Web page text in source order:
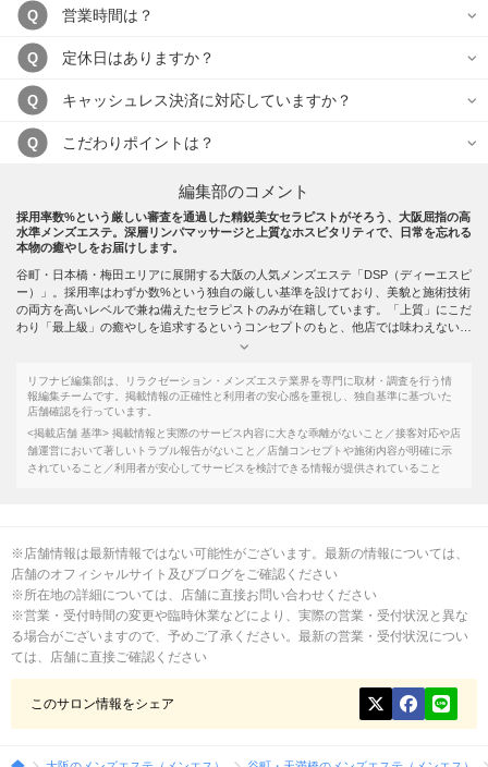
Q 営業時間は？
Q 定休日はありますか？
Q キャッシュレス決済に対応していますか？
Q こだわりポイントは？
編集部のコメント
採用率数%という厳しい審査を通過した精鋭美女セラピストがそろう、大阪屈指の高
水準メンズエステ。深層リンパマッサージと上質なホスピタリティで、日常を忘れる
本物の癒やしをお届けします。
谷町・日本橋・梅田エリアに展開する大阪の人気メンズエステ「DSP（ディーエスピ
ー）」。採用率はわずか数%という独自の厳しい基準を設けており、美貌と施術技術
の両方を高いレベルで兼ね備えたセラピストのみが在籍しています。「上質」にこだ
わり「最上級」の癒やしを追求するというコンセプトのもと、他店では味わえない本
物のメンズエステを提供し続けているサロンです。
籍。全身の疲れを丁寧にほぐすアプローチは、体が芯から軽くなるような感覚をもた
らします。完全個室・シャワー室完備で、2名様や団体様の利用にも対応。各種クレ
ジットカード決済にも対応しており、利便性の高さも支持されています。
実際に利用されたお客様からのレビューでも、「施術で心を奪われ、ホスピタリティ
で全てを癒やされる」「マッサージも上手で、心身ともに癒やされ充実した時間だっ
た」「美人でホスピタリティも素晴らしく、体の凝りをガッツリほぐしてくれた」と
リフナビ編集部は、リラクゼーション・メンズエステ業界を専門に取材・調査を行う情
報編集チームです。掲載情報の正確性と利用者の安心感を重視し、独自基準に基づいた
店舗確認を行っています。
<掲載店舗 基準> 掲載情報と実際のサービス内容に大きな乖離がないこと／接客対応や店
舗運営において著しいトラブル報告がないこと／店舗コンセプトや施術内容が明確に示
されていること／利用者が安心してサービスを検討できる情報が提供されていること
※店舗情報は最新情報ではない可能性がございます。最新の情報については、
店舗のオフィシャルサイト及びブログをご確認ください
※所在地の詳細については、店舗に直接お問い合わせください
※営業・受付時間の変更や臨時休業などにより、実際の営業・受付状況と異な
る場合がございますので、予めご了承ください。最新の営業・受付状況につい
ては、店舗に直接ご確認ください
このサロン情報をシェア